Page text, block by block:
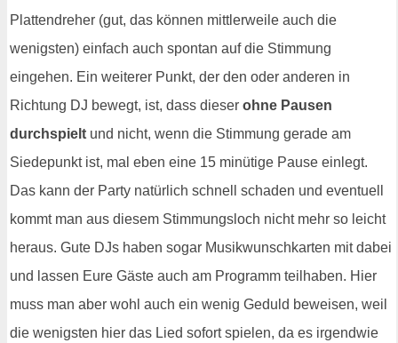
Plattendreher (gut, das können mittlerweile auch die
wenigsten) einfach auch spontan auf die Stimmung
eingehen. Ein weiterer Punkt, der den oder anderen in
Richtung DJ bewegt, ist, dass dieser ohne Pausen
durchspielt und nicht, wenn die Stimmung gerade am
Siedepunkt ist, mal eben eine 15 minütige Pause einlegt.
Das kann der Party natürlich schnell schaden und eventuell
kommt man aus diesem Stimmungsloch nicht mehr so leicht
heraus. Gute DJs haben sogar Musikwunschkarten mit dabei
und lassen Eure Gäste auch am Programm teilhaben. Hier
muss man aber wohl auch ein wenig Geduld beweisen, weil
die wenigsten hier das Lied sofort spielen, da es irgendwie